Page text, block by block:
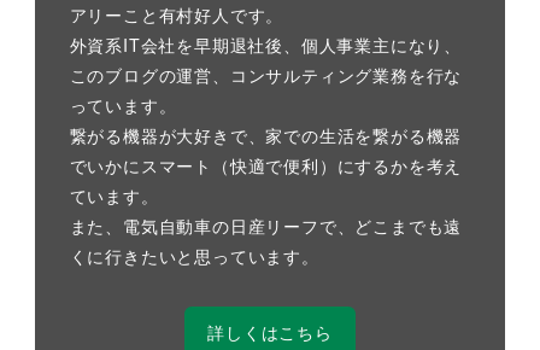
アリーこと有村好人です。
外資系IT会社を早期退社後、個人事業主になり、
このブログの運営、コンサルティング業務を行な
っています。
繋がる機器が大好きで、家での生活を繋がる機器
でいかにスマート（快適で便利）にするかを考え
ています。
また、電気自動車の日産リーフで、どこまでも遠
くに行きたいと思っています。
詳しくはこちら